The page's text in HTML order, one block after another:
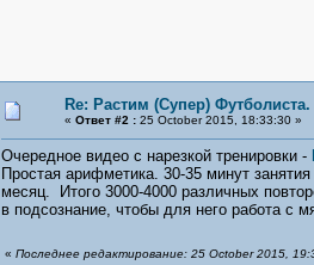
Re: Растим (Супер) Футболиста.
« Ответ #2 :25 October 2015, 18:33:30 »
Очередное видео с нарезкой тренировки -
Простая арифметика. 30-35 минут
месяц. Итого 3000-4000 различных
в подсознание, чтобы для него работа с
« Последнее редактирование: 25 October 2015,